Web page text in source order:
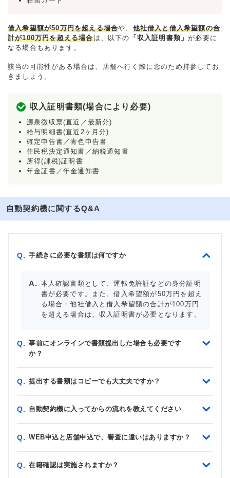
借入希望額が50万円を超える場合や、 他社借入と借入希望額の合
計が100万円を超える場合は、以下の 「収入証明書類」が必要に
なる場合もあります。
該当の可能性がある場合は、店舗へ行く際に念のため持参してお
きましょう。
収入証明書類(場合により必要)
源泉徴収票(直近／最新分)
給与明細書(直近2ヶ月分)
確定申告書／青色申告書
住民税決定通知書／納税通知書
所得(課税)証明書
年金証書／年金通知書
自動契約機に関するQ&A
Q. 手続きに必要な書類は何ですか
本人確認書類として、運転免許証などの身分証明
書が必要です。また、借入希望額が50万円を超え
る場合・他社借入と借入希望額の合計が100万円
を超える場合は、収入証明書が必要となります。
Q. 事前にオンラインで書類提出した場合も必要です
か？
Q. 提出する書類はコピーでも大丈夫ですか？
Q. 自動契約機に入ってからの流れを教えてください
Q. WEB申込と店舗申込で、審査に違いはありますか？
Q. 在籍確認は実施されますか？